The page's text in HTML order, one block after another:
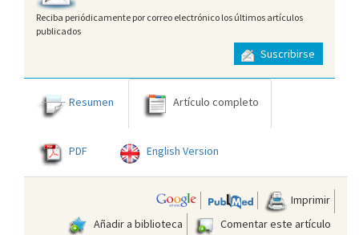
Reciba periódicamente por correo electrónico los últimos artículos
publicados
Suscribirse
Resumen Artículo completo
PDF English Version
Imprimir
Añadir a biblioteca
Comentar este artículo